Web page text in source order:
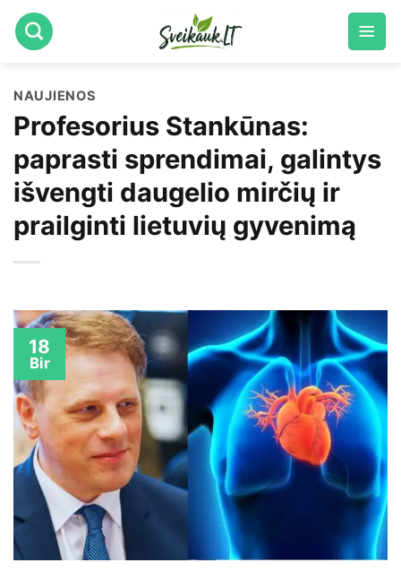
Skip
to
NAUJIENOS
Profesorius Stankūnas:
paprasti sprendimai, galintys
išvengti daugelio mirčių ir
prailginti lietuvių gyvenimą
18
Bir